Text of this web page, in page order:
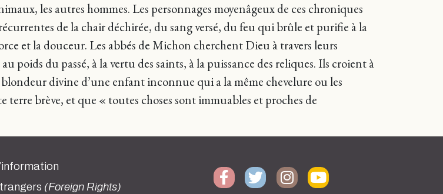
les autres hommes. Les personnages moyenâgeux de ces chroniques
de la chair déchirée, du sang versé, du feu qui brûle et purifie à la
et la douceur. Les abbés de Michon cherchent Dieu à travers leurs
poids du passé, à la vertu des saints, à la puissance des reliques. Ils croient à
divine d’une enfant inconnue qui a la même chevelure ou les
terre brève, et que « toutes choses sont immuables et proches de
(Foreign Rights)